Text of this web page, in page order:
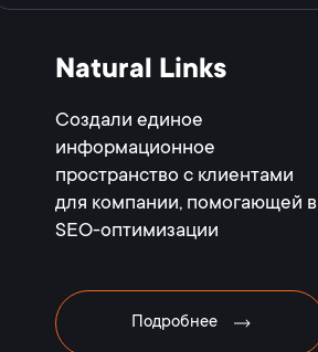
Natural Links
Создали единое
информационное
пространство с клиентами
для компании, помогающей в
SEO-оптимизации
Подробнее